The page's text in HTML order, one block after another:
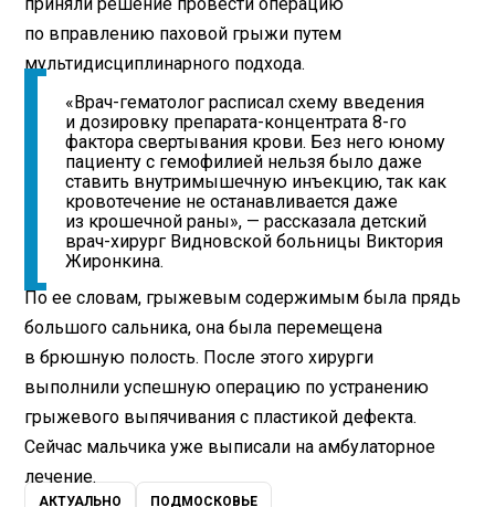
по вправлению паховой грыжи путем
мультидисциплинарного подхода.
«Врач-гематолог расписал схему введения
и дозировку препарата-концентрата 8-го
фактора свертывания крови. Без него юному
пациенту с гемофилией нельзя было даже
ставить внутримышечную инъекцию, так как
кровотечение не останавливается даже
из крошечной раны», — рассказала детский
врач-хирург Видновской больницы Виктория
Жиронкина.
По ее словам, грыжевым содержимым была прядь
большого сальника, она была перемещена
в брюшную полость. После этого хирурги
выполнили успешную операцию по устранению
грыжевого выпячивания с пластикой дефекта.
Сейчас мальчика уже выписали на амбулаторное
лечение.
АКТУАЛЬНО ПОДМОСКОВЬЕ